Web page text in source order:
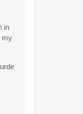
in
my